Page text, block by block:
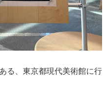
る、東京都現代美術館に行